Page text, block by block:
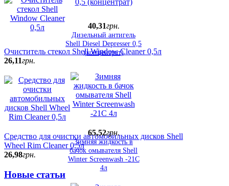
40,31грн.
Дизельный антигель
Shell Diesel Depresser 0,5
(концентрат)
65,52грн.
Зимняя жидкость в
бачок омывателя Shell
Winter Screenwash -21С
4л
Очиститель стекол Shell Window Cleaner 0,5л
26,11грн.
Средство для очистки автомобильных дисков Shell
Wheel Rim Cleaner 0,5л
26,98грн.
Новые статьи